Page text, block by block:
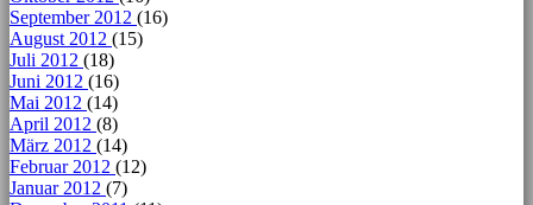
September 2012 (16)
August 2012 (15)
Juli 2012 (18)
Juni 2012 (16)
Mai 2012 (14)
April 2012 (8)
März 2012 (14)
Februar 2012 (12)
Januar 2012 (7)